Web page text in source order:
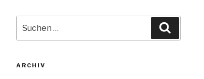
nach:
ARCHIV